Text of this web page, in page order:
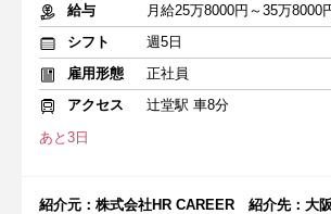
給与
月給25万8000円～35万8000
シフト
週5日
雇用形態
正社員
アクセス
辻堂駅 車8分
あと3日
紹介元：株式会社HR CAREER 紹介先：大